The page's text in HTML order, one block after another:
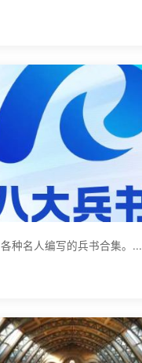
种名人编写的兵书合集。...